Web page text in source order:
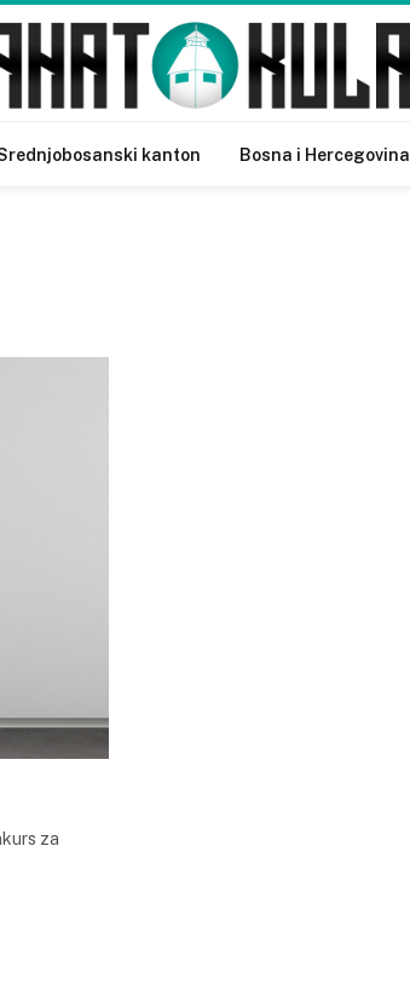
kanton Bosna i Hercegovina
za